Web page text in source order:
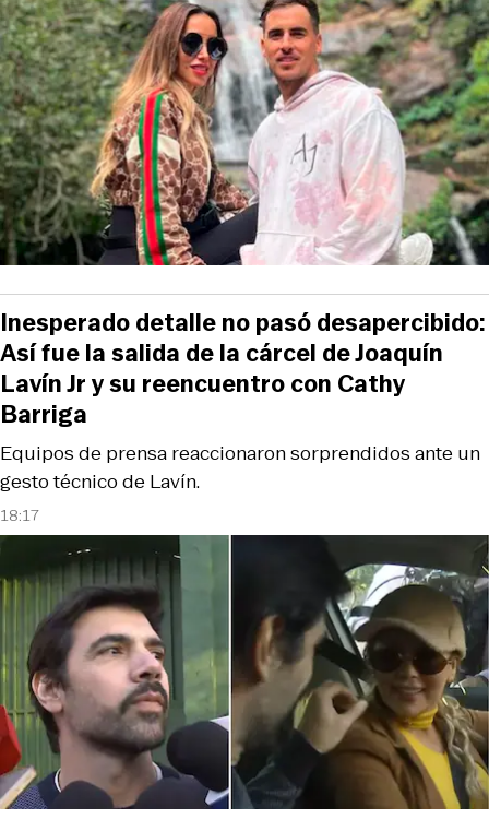
18:17
Equipos de prensa reaccionaron sorprendidos ante un
gesto técnico de Lavín.
Inesperado detalle no pasó desapercibido:
Así fue la salida de la cárcel de Joaquín
Lavín Jr y su reencuentro con Cathy
Barriga